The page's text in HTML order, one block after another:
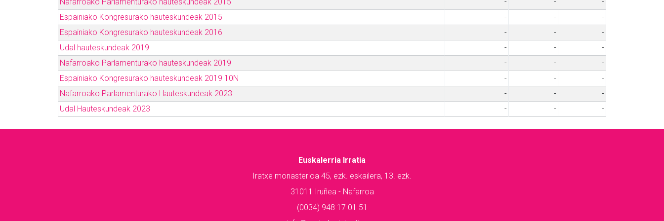
Espainiako Kongresurako hauteskundeak 2015
- -
-
Espainiako Kongresurako hauteskundeak 2016
- -
-
Udal hauteskundeak 2019
- -
-
Nafarroako Parlamenturako hauteskundeak 2019
- -
-
Espainiako Kongresurako hauteskundeak 2019 10N
- -
-
Nafarroako Parlamenturako Hauteskundeak 2023
- -
-
Udal Hauteskundeak 2023
- - -
Euskalerria Irratia
Iratxe monasterioa 45, ezk. eskailera, 13. ezk.
31011 Iruñea - Nafarroa
(0034) 948 17 01 51